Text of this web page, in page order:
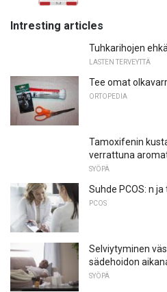
Intresting articles
Tuhkarihojen
LASTEN TERVEYTTÄ
Tee omat
ORTOPEDIA
Tamoxifenin
verrattuna
SYÖPÄ
Suhde PCOS: n
PCOS
Selviytyminen
sädehoidon
SYÖPÄ